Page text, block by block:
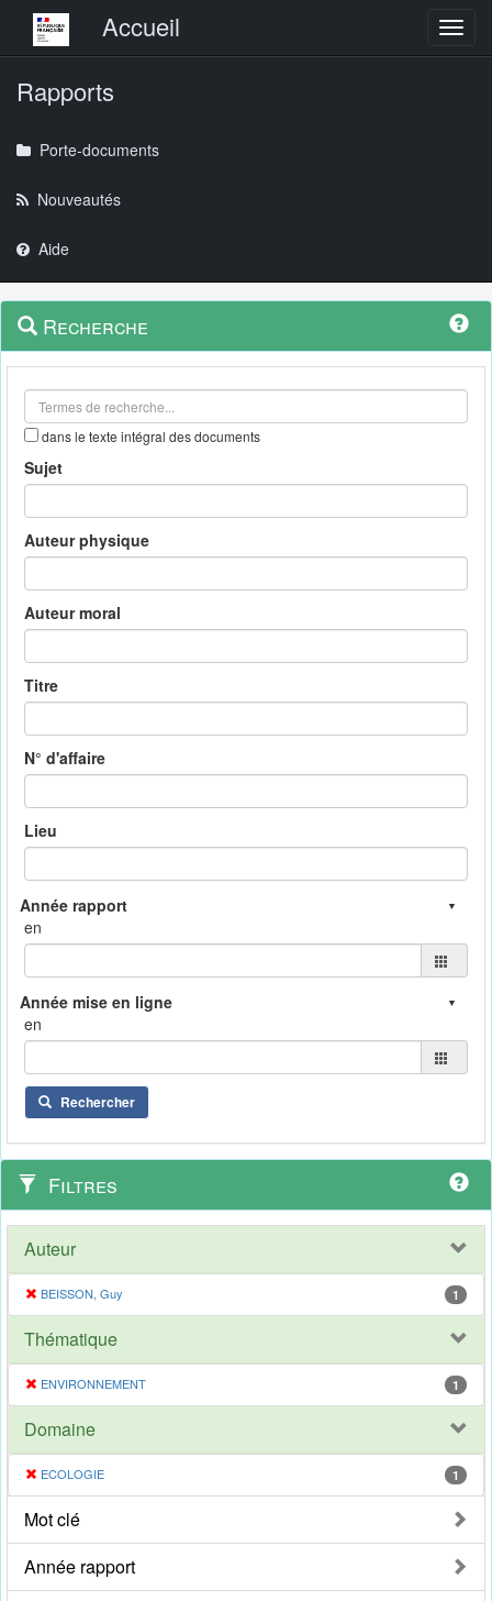
Menu principalAccueil
Rapports
Porte-documents
Nouveautés
Aide
Navigation
outils
Menu
contextuel
Recherche
dans le texte intégral des documents
Sujet
Auteur physique
Auteur moral
Titre
N° d'affaire
Lieu
en
en
Rechercher
Filtres
Auteur
BEISSON, Guy 1
Thématique
ENVIRONNEMENT 1
Domaine
ECOLOGIE 1
Mot clé
Année rapport